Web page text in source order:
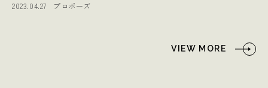
2023.04.27 プロポーズ
VIEW MORE